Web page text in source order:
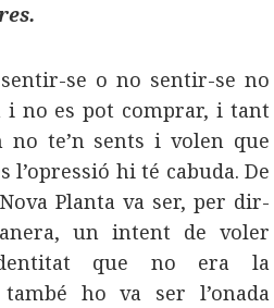
se o no sentir-se no
i no es pot comprar, i tant
no te’n sents i volen que
l’opressió hi té cabuda. De
Planta va ser, per dir-
un intent de voler
que no era la
també ho va ser l’onada